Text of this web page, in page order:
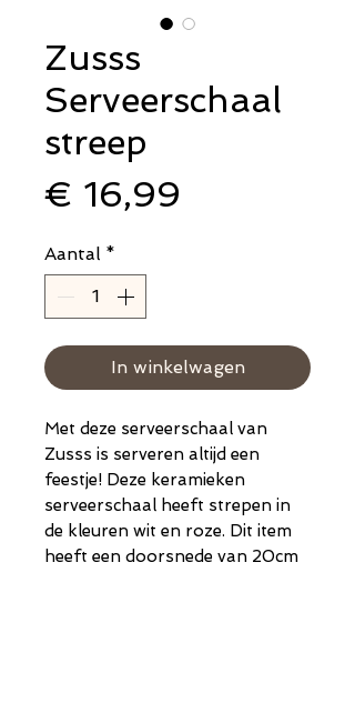
Zusss
Serveerschaal
streep
€ 16,99
Aantal *
In winkelwagen
Met deze serveerschaal van
Zusss is serveren altijd een
feestje! Deze keramieken
serveerschaal heeft strepen in
de kleuren wit en roze. Dit item
heeft een doorsnede van 20cm